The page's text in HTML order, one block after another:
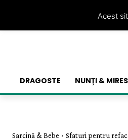
DRAGOSTE NUNȚI &
Sarcină & Bebe Sfaturi pentru
Acest